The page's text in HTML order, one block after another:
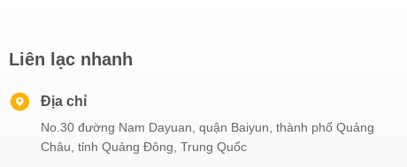
Liên lạc nhanh
Địa chỉ
No.30 đường Nam Dayuan, quận Baiyun, thành phố Quảng
Châu, tỉnh Quảng Đông, Trung Quốc